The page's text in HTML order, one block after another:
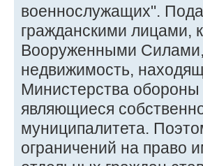
военнослужащих".
гражданскими лицами,
Вооруженными Силами,
недвижимость,
Министерства
являющиеся
муниципалитета.
ограничений на право